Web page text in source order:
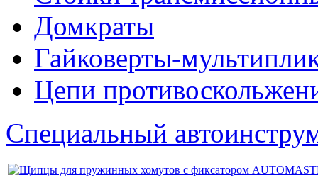
Домкраты
Гайковерты-
Цепи
Специальный